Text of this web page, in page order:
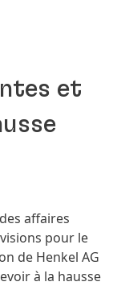
et
affaires
pour le
de Henkel AG
à la hausse